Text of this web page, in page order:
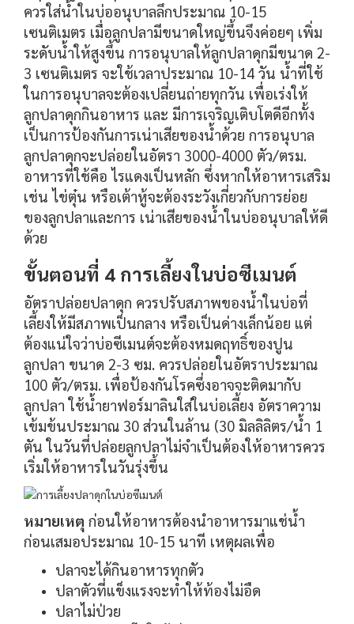
ควรใส่น้ำในบ่ออนุบาลลึกประมาณ 10-15
เซนติเมตร เมื่อลูกปลามีขนาดใหญ่ขึ้นจึงค่อยๆ เพิ่ม
ระดับน้ำให้สูงขึ้น การอนุบาลให้ลูกปลาดุกมีขนาด 2-
3 เซนติเมตร จะใช้เวลาประมาณ 10-14 วัน น้ำที่ใช้
ในการอนุบาลจะต้องเปลี่ยนถ่ายทุกวัน เพื่อเร่งให้
ลูกปลาดุกกินอาหาร และ มีการเจริญเติบโตดีอีกทั้ง
เป็นการป้องกันการเน่าเสียของน้ำด้วย การอนุบาล
ลูกปลาดุกจะปล่อยในอัตรา 3000-4000 ตัว/ตรม.
อาหารที่ใช้คือ ไรแดงเป็นหลัก ซึ่งหากให้อาหารเสริม
เช่น ไข่ตุ๋น หรือเต้าหู้จะต้องระวังเกี่ยวกับการย่อย
ของลูกปลาและการ เน่าเสียของน้ำในบ่ออนุบาลให้ดี
ด้วย
ขั้นตอนที่ 4 การเลี้ยงในบ่อซีเมนต์
อัตราปล่อยปลาดุก ควรปรับสภาพของน้ำในบ่อที่
เลี้ยงให้มีสภาพเป็นกลาง หรือเป็นด่างเล็กน้อย แต่
ต้องแน่ใจว่าบ่อซีเมนต์จะต้องหมดฤทธิ์ของปูน
ลูกปลา ขนาด 2-3 ซม. ควรปล่อยในอัตราประมาณ
100 ตัว/ตรม. เพื่อป้องกันโรคซึ่งอาจจะติดมากับ
ลูกปลา ใช้น้ำยาฟอร์มาลินใส่ในบ่อเลี้ยง อัตราความ
เข้มข้นประมาณ 30 ส่วนในล้าน (30 มิลลิลิตร/น้ำ 1
ตัน ในวันที่ปล่อยลูกปลาไม่จำเป็นต้องให้อาหารควร
เริ่มให้อาหารในวันรุ่งขึ้น
หมายเหตุ ก่อนให้อาหารต้องนำอาหารมาแช่น้ำ
ก่อนเสมอประมาณ 10-15 นาที เหตุผลเพื่อ
ปลาจะได้กินอาหารทุกตัว
ปลาตัวที่แข็งแรงจะทำให้ท้องไม่อืด
ปลาไม่ป่วย